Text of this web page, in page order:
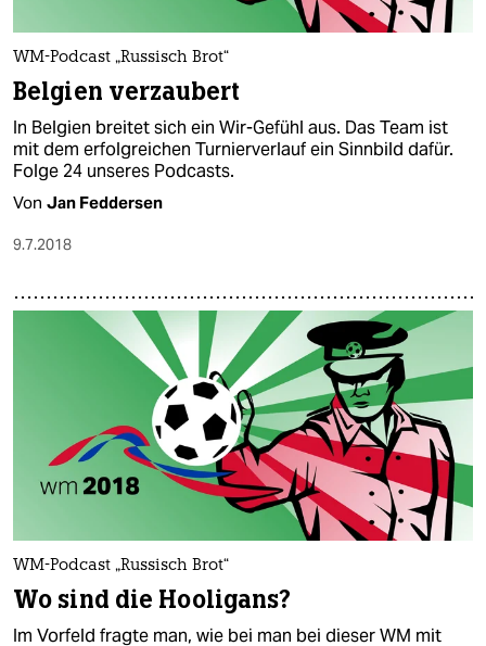
WM-Podcast „Russisch Brot“
Belgien verzaubert
In Belgien breitet sich ein Wir-Gefühl aus. Das Team ist
mit dem erfolgreichen Turnierverlauf ein Sinnbild dafür.
Folge 24 unseres Podcasts.
Von Jan Feddersen
9.7.2018
WM-Podcast „Russisch Brot“
Wo sind die Hooligans?
Im Vorfeld fragte man, wie bei man bei dieser WM mit